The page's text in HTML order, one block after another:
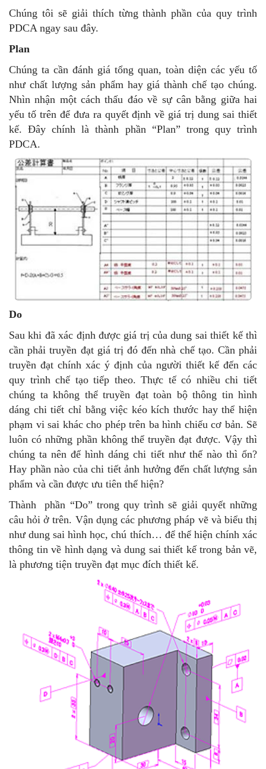
Chúng tôi sẽ giải thích từng thành phần của quy trình
PDCA ngay sau đây.
Plan
Chúng ta cần đánh giá tổng quan, toàn diện các yếu tố
như chất lượng sản phẩm hay giá thành chế tạo chúng.
Nhìn nhận một cách thấu đáo về sự cân bằng giữa hai
yếu tố trên để đưa ra quyết định về giá trị dung sai thiết
kế. Đây chính là thành phần “Plan” trong quy trình
PDCA.
Do
Sau khi đã xác định được giá trị của dung sai thiết kế thì
cần phải truyền đạt giá trị đó đến nhà chế tạo. Cần phải
truyền đạt chính xác ý định của người thiết kế đến các
quy trình chế tạo tiếp theo. Thực tế có nhiều chi tiết
chúng ta không thể truyền đạt toàn bộ thông tin hình
dáng chi tiết chỉ bằng việc kéo kích thước hay thể hiện
phạm vi sai khác cho phép trên ba hình chiếu cơ bản. Sẽ
luôn có những phần không thể truyền đạt được. Vậy thì
chúng ta nên để hình dáng chi tiết như thế nào thì ổn?
Hay phần nào của chi tiết ảnh hưởng đến chất lượng sản
phẩm và cần được ưu tiên thể hiện?
Thành phần “Do” trong quy trình sẽ giải quyết những
câu hỏi ở trên. Vận dụng các phương pháp vẽ và biểu thị
như dung sai hình học, chú thích… để thể hiện chính xác
thông tin về hình dạng và dung sai thiết kế trong bản vẽ,
là phương tiện truyền đạt mục đích thiết kế.